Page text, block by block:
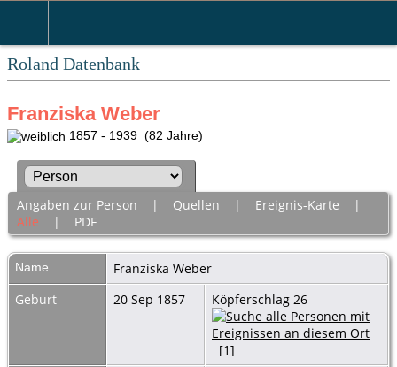
Roland Datenbank
Franziska Weber
1857 - 1939 (82 Jahre)
Angaben zur Person | Quellen | Ereignis-Karte |
Alle | PDF
Name Franziska Weber
Geburt
20 Sep 1857 Köpferschlag 26
[1]